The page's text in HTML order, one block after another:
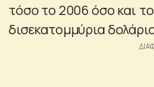
τόσο το 2006 όσο και
δισεκατομμύρια